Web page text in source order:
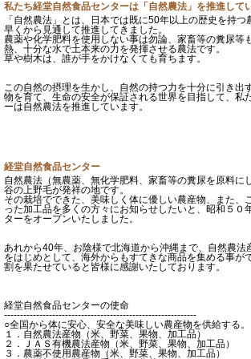
私たち経堂自然食品センターは「自然農法」を推進して
「自然農法」とは、日本では既に50年以上の歴史を持
早くから見通して推進してきました。
農薬や化学肥料を使用しない事は勿論、家畜等の糞尿等
熱、十分な水で土本来の力を発揮させる農法です。
草や樹木は、誰が手をかけなくても育ちます。
この自然の摂理を生かし、自然の持つ力を十分に引き出
物を育て、生命の安全が保証される世界を目指して、私
ーは自然農法を推進しています。
経堂自然食品センター
自然農法（無農薬、無化学肥料、家畜等の糞尿を原料に
谷の上野毛が発祥の地です。
その栽培でできた、美味しく体に優しい農産物、また、
った加工品を多くの方々にお知らせしたいと、昭和５０
ターをオープンいたしました。
あれから40年、お陰様で北海道から沖縄まで、自然農法
をはじめとして、海外からもすてきな商品を集める事が
割を果たせていると皆様に感謝いたしております。
経堂自然食品センターの使命
------------------------------------------------------------
○全国から体に安心、安全な美味しい農産物を供給する。
１．自然農法産物（米、野菜、果物、加工品）
２．ＪＡＳ有機農法産物（米、野菜、果物、加工品）
３．農薬不使用農産物（米、野菜、果物、加工品）